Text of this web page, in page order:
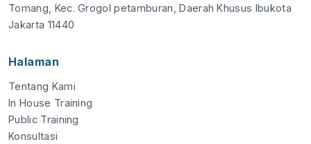
Tomang, Kec. Grogol petamburan, Daerah Khusus Ibukota
Jakarta 11440
Halaman
Tentang Kami
In House Training
Public Training
Konsultasi